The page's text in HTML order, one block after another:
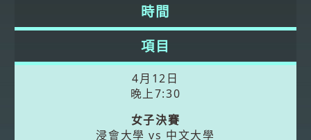
時間
項目
4月12日
晚上7:30
女子決賽
浸會大學 vs 中文大學